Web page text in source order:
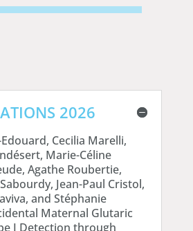
2026
Cecilia Marelli,
Marie-Céline
Agathe Roubertie,
Jean-Paul Cristol,
and Stéphanie
Maternal Glutaric
I Detection through